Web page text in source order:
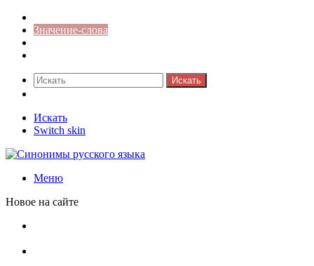
Значение-слова
Искать
Искать
Switch skin
Меню
Новое на сайте